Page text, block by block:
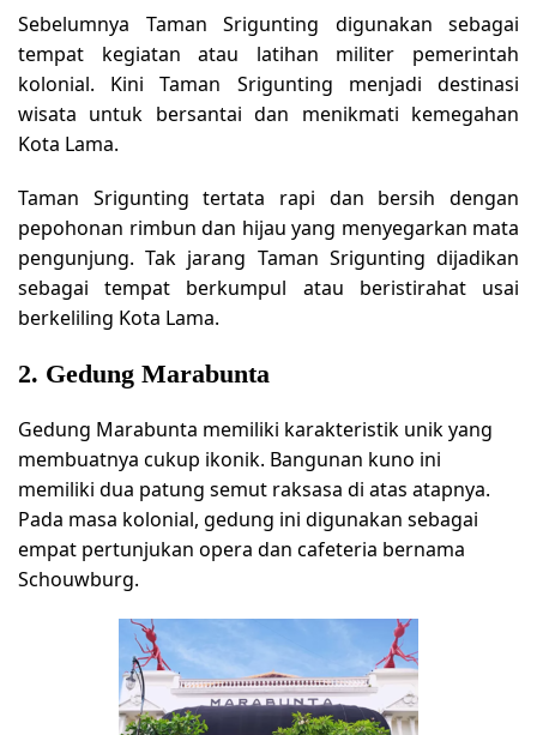
Sebelumnya Taman Srigunting digunakan sebagai
tempat kegiatan atau latihan militer pemerintah
kolonial. Kini Taman Srigunting menjadi destinasi
wisata untuk bersantai dan menikmati kemegahan
Kota Lama.
Taman Srigunting tertata rapi dan bersih dengan
pepohonan rimbun dan hijau yang menyegarkan mata
pengunjung. Tak jarang Taman Srigunting dijadikan
sebagai tempat berkumpul atau beristirahat usai
berkeliling Kota Lama.
2. Gedung Marabunta
Gedung Marabunta memiliki karakteristik unik yang
membuatnya cukup ikonik. Bangunan kuno ini
memiliki dua patung semut raksasa di atas atapnya.
Pada masa kolonial, gedung ini digunakan sebagai
empat pertunjukan opera dan cafeteria bernama
Schouwburg.